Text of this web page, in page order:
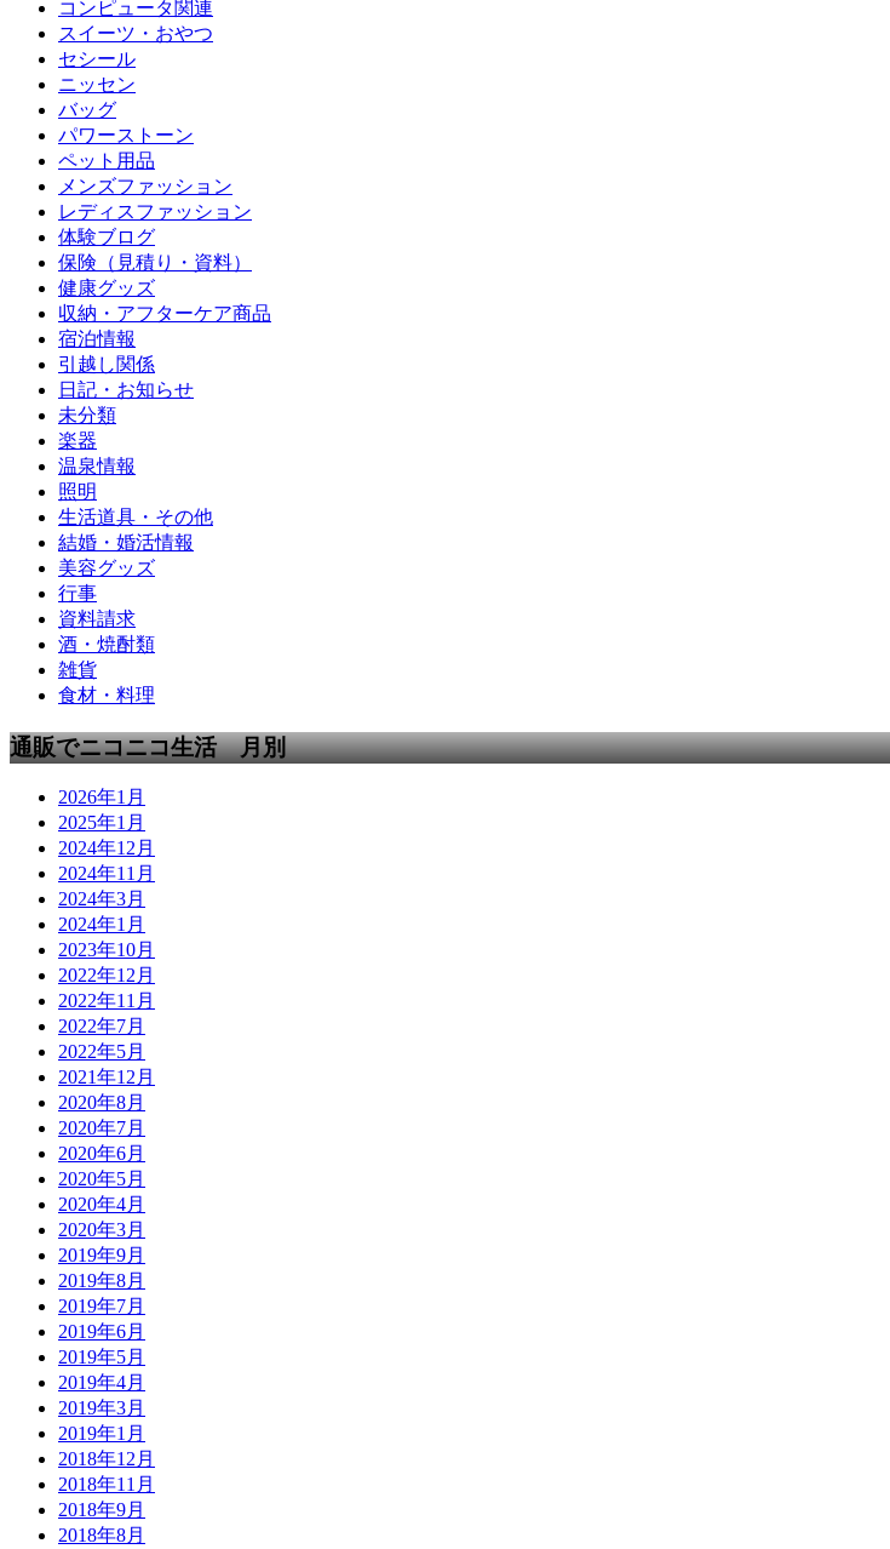
コンピュータ関連
スイーツ・おやつ
セシール
ニッセン
バッグ
パワーストーン
ペット用品
メンズファッション
レディスファッション
体験ブログ
保険（見積り・資料）
健康グッズ
収納・アフターケア商品
宿泊情報
引越し関係
日記・お知らせ
未分類
楽器
温泉情報
照明
生活道具・その他
結婚・婚活情報
美容グッズ
行事
資料請求
酒・焼酎類
雑貨
食材・料理
通販でニコニコ生活 月別
2026年1月
2025年1月
2024年12月
2024年11月
2024年3月
2024年1月
2023年10月
2022年12月
2022年11月
2022年7月
2022年5月
2021年12月
2020年8月
2020年7月
2020年6月
2020年5月
2020年4月
2020年3月
2019年9月
2019年8月
2019年7月
2019年6月
2019年5月
2019年4月
2019年3月
2019年1月
2018年12月
2018年11月
2018年9月
2018年8月